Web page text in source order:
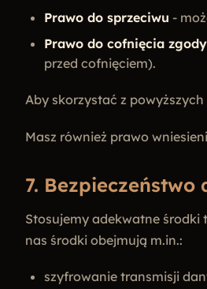
Prawo do sprzeciwu -
Prawo do cofnięcia zgody
przed cofnięciem).
Aby skorzystać z
Masz również prawo
7. Bezpieczeństwo
Stosujemy adekwatne środki
nas środki obejmują m.in.:
szyfrowanie transmisji